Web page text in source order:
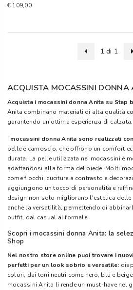
€ 109,00
1 di 1
ACQUISTA MOCASSINI DONNA
Acquista i mocassini donna Anita su Step
Anita combinano materiali di alta qualità
garantendo un'ottima esperienza di calzata.
I mocassini donna Anita sono realizzati
pelle e camoscio, che offrono un comfort
durata. La pelle utilizzata nei mocassini è
adattandosi alla forma del piede. Molti
come fiocchi, cuciture a contrasto e
aggiungono un tocco di personalità e
design non solo migliorano l'estetica delle
anche la versatilità, permettendo di
outfit, dal casual al formale.
Scopri i mocassini donna Anita: la
Shop
Nel nostro store online puoi trovare i
perfetti per un look sobrio e versatile:
colori, dai toni neutri come nero, blu e
mocassini Anita li rende un must-have nel